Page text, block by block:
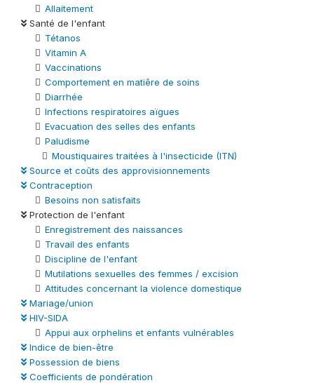
Allaitement
Santé de l'enfant
Tétanos
Vitamin A
Vaccinations
Comportement en matiêre de soins
Diarrhée
Infections respiratoires aïgues
Evacuation des selles des enfants
Paludisme
Moustiquaires traitées à l'insecticide (ITN)
Source et coûts des approvisionnements
Contraception
Besoins non satisfaits
Protection de l'enfant
Enregistrement des naissances
Travail des enfants
Discipline de l'enfant
Mutilations sexuelles des femmes / excision
Attitudes concernant la violence domestique
Mariage/union
HIV-SIDA
Appui aux orphelins et enfants vulnérables
Indice de bien-être
Possession de biens
Coefficients de pondération